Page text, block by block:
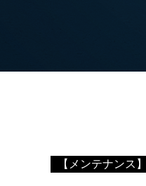
【メンテナンス】